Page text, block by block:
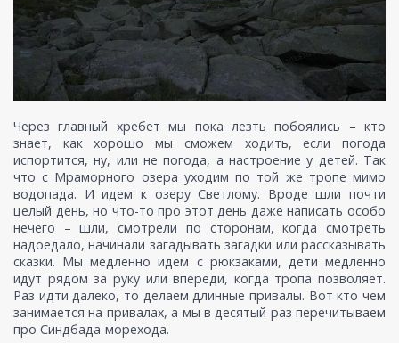
Через главный хребет мы пока лезть побоялись – кто
знает, как хорошо мы сможем ходить, если погода
испортится, ну, или не погода, а настроение у детей. Так
что с Мраморного озера уходим по той же тропе мимо
водопада. И идем к озеру Светлому. Вроде шли почти
целый день, но что-то про этот день даже написать особо
нечего – шли, смотрели по сторонам, когда смотреть
надоедало, начинали загадывать загадки или рассказывать
сказки. Мы медленно идем с рюкзаками, дети медленно
идут рядом за руку или впереди, когда тропа позволяет.
Раз идти далеко, то делаем длинные привалы. Вот кто чем
занимается на привалах, а мы в десятый раз перечитываем
про Синдбада-морехода.